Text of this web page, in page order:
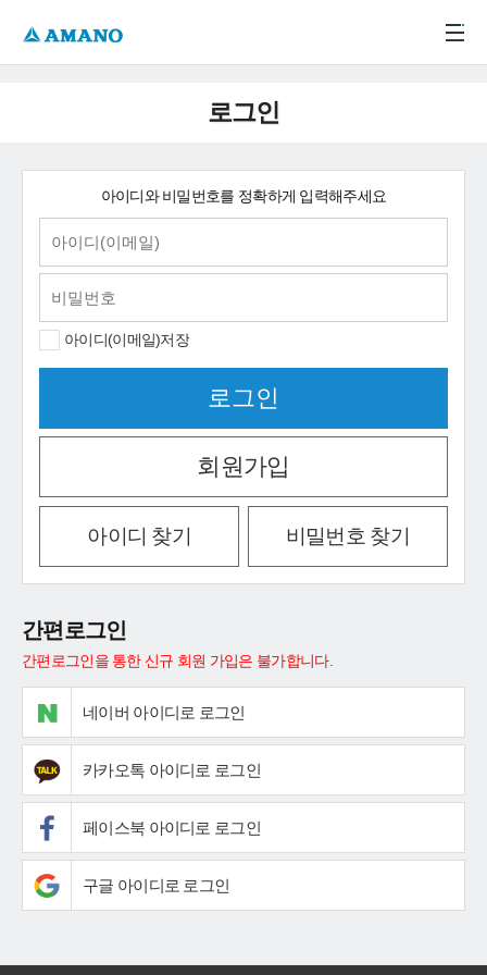
로그인
아이디와 비밀번호를 정확하게 입력해주세요
아이디(이메일)저장
회원가입
아이디 찾기 비밀번호 찾기
간편로그인
간편로그인을 통한 신규 회원 가입은 불가합니다.
네이버 아이디로 로그인
카카오톡 아이디로 로그인
페이스북 아이디로 로그인
구글 아이디로 로그인